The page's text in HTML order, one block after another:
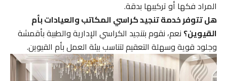
المراد فكها أو تركيبها بدقة.
هل تتوفر خدمة تنجيد كراسي المكاتب والعيادات بأم
القيوين؟نعم، نقوم بتنجيد الكراسي الإدارية والطبية بأقمشة
وجلود قوية وسهلة التعقيم لتناسب بيئة العمل بأم القيوين.